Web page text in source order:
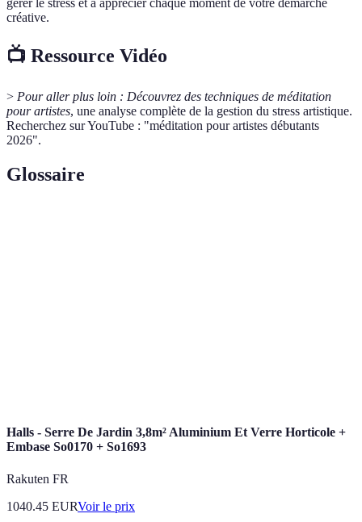
créative.
📺 Ressource Vidéo
> Pour aller plus loin : Découvrez des techniques de méditation
pour artistes, une analyse complète de la gestion du stress artistique.
Recherchez sur YouTube : "méditation pour artistes débutants
2026".
Glossaire
Halls - Serre De Jardin 3,8m² Aluminium Et Verre Horticole +
Embase So0170 + So1693
Rakuten FR
1040.45 EURVoir le prix